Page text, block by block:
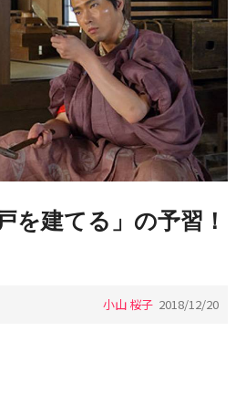
を建てる」の予習！
小山 桜子 2018/12/20